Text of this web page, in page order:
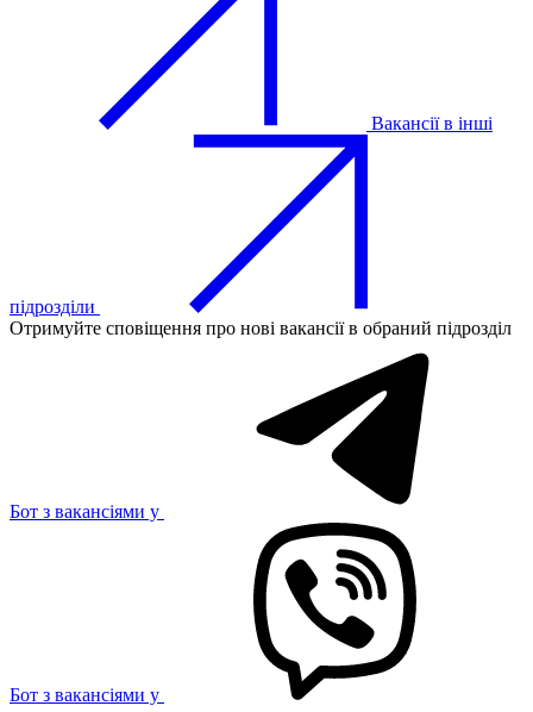
Вакансії в інші
підрозділи
Отримуйте сповіщення про нові вакансії в обраний підрозділ
Бот з вакансіями у
Бот з вакансіями у